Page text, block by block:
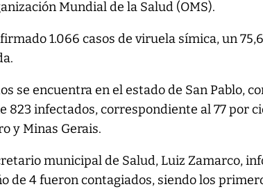
Mundial de la Salud (OMS).
1.066 casos de viruela símica, un
se encuentra en el estado de San Pablo,
823 infectados, correspondiente al 77 por
y Minas Gerais.
municipal de Salud, Luiz Zamarco,
de 4 fueron contagiados, siendo los